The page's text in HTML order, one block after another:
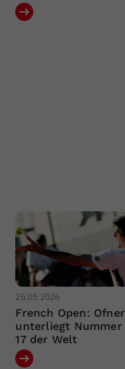
26.05.2026
French Open: Ofner
unterliegt Nummer
17 der Welt